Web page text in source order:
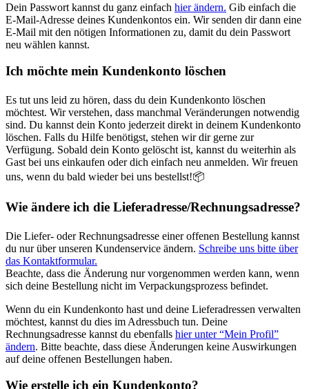
Dein Passwort kannst du ganz einfach hier ändern. Gib einfach die
E-Mail-Adresse deines Kundenkontos ein. Wir senden dir dann eine
E-Mail mit den nötigen Informationen zu, damit du dein Passwort
neu wählen kannst.
Ich möchte mein Kundenkonto löschen
Es tut uns leid zu hören, dass du dein Kundenkonto löschen
möchtest. Wir verstehen, dass manchmal Veränderungen notwendig
sind. Du kannst dein Konto jederzeit direkt in deinem Kundenkonto
löschen. Falls du Hilfe benötigst, stehen wir dir gerne zur
Verfügung. Sobald dein Konto gelöscht ist, kannst du weiterhin als
Gast bei uns einkaufen oder dich einfach neu anmelden. Wir freuen
uns, wenn du bald wieder bei uns bestellst!📦
Wie ändere ich die Lieferadresse/Rechnungsadresse?
Die Liefer- oder Rechnungsadresse einer offenen Bestellung kannst
du nur über unseren Kundenservice ändern. Schreibe uns bitte über
das Kontaktformular.
Beachte, dass die Änderung nur vorgenommen werden kann, wenn
sich deine Bestellung nicht im Verpackungsprozess befindet.
Wenn du ein Kundenkonto hast und deine Lieferadressen verwalten
möchtest, kannst du dies im Adressbuch tun. Deine
Rechnungsadresse kannst du ebenfalls hier unter “Mein Profil”
ändern. Bitte beachte, dass diese Änderungen keine Auswirkungen
auf deine offenen Bestellungen haben.
Wie erstelle ich ein Kundenkonto?